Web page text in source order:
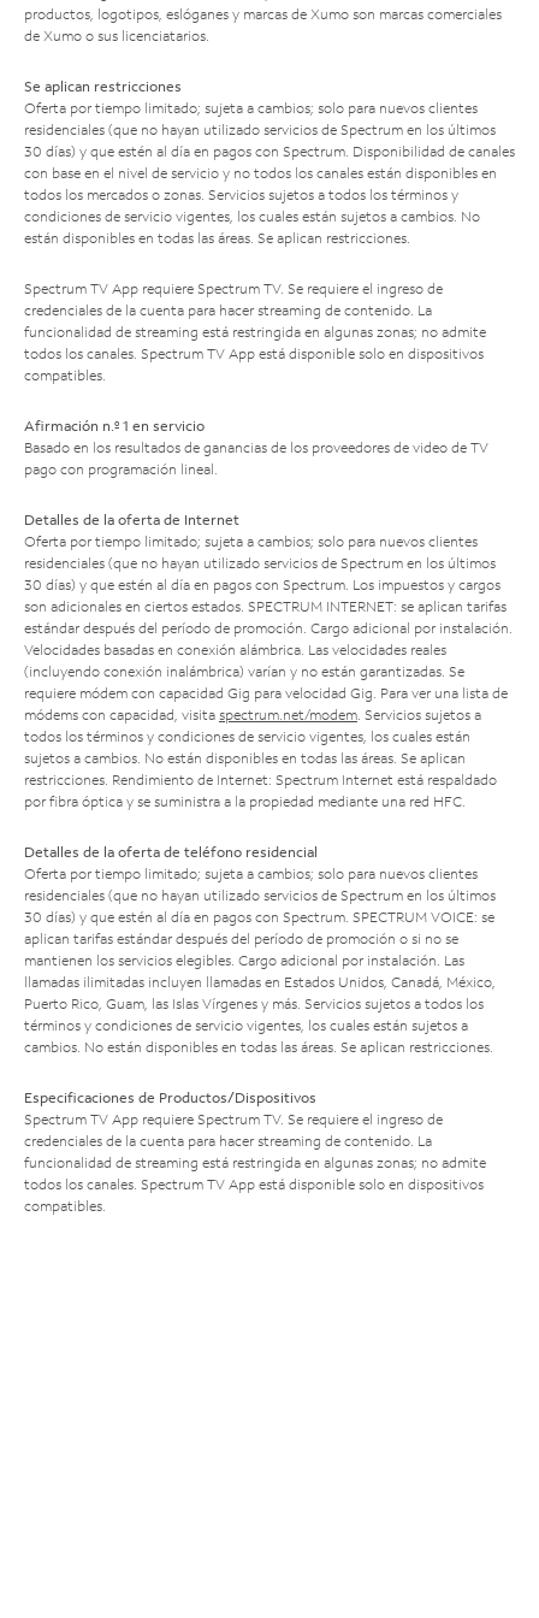
productos, logotipos, eslóganes y marcas de Xumo son marcas comerciales
de Xumo o sus licenciatarios.
Se aplican restricciones
Oferta por tiempo limitado; sujeta a cambios; solo para nuevos clientes
residenciales (que no hayan utilizado servicios de Spectrum en los últimos
30 días) y que estén al día en pagos con Spectrum. Disponibilidad de canales
con base en el nivel de servicio y no todos los canales están disponibles en
todos los mercados o zonas. Servicios sujetos a todos los términos y
condiciones de servicio vigentes, los cuales están sujetos a cambios. No
están disponibles en todas las áreas. Se aplican restricciones.
Spectrum TV App requiere Spectrum TV. Se requiere el ingreso de
credenciales de la cuenta para hacer streaming de contenido. La
funcionalidad de streaming está restringida en algunas zonas; no admite
todos los canales. Spectrum TV App está disponible solo en dispositivos
compatibles.
Afirmación n.º 1 en servicio
Basado en los resultados de ganancias de los proveedores de video de TV
pago con programación lineal.
Detalles de la oferta de Internet
Oferta por tiempo limitado; sujeta a cambios; solo para nuevos clientes
residenciales (que no hayan utilizado servicios de Spectrum en los últimos
30 días) y que estén al día en pagos con Spectrum. Los impuestos y cargos
son adicionales en ciertos estados. SPECTRUM INTERNET: se aplican tarifas
estándar después del período de promoción. Cargo adicional por instalación.
Velocidades basadas en conexión alámbrica. Las velocidades reales
(incluyendo conexión inalámbrica) varían y no están garantizadas. Se
requiere módem con capacidad Gig para velocidad Gig. Para ver una lista de
módems con capacidad, visita spectrum.net/modem. Servicios sujetos a
todos los términos y condiciones de servicio vigentes, los cuales están
sujetos a cambios. No están disponibles en todas las áreas. Se aplican
restricciones. Rendimiento de Internet: Spectrum Internet está respaldado
por fibra óptica y se suministra a la propiedad mediante una red HFC.
Detalles de la oferta de teléfono residencial
Oferta por tiempo limitado; sujeta a cambios; solo para nuevos clientes
residenciales (que no hayan utilizado servicios de Spectrum en los últimos
30 días) y que estén al día en pagos con Spectrum. SPECTRUM VOICE: se
aplican tarifas estándar después del período de promoción o si no se
mantienen los servicios elegibles. Cargo adicional por instalación. Las
llamadas ilimitadas incluyen llamadas en Estados Unidos, Canadá, México,
Puerto Rico, Guam, las Islas Vírgenes y más. Servicios sujetos a todos los
términos y condiciones de servicio vigentes, los cuales están sujetos a
cambios. No están disponibles en todas las áreas. Se aplican restricciones.
Especificaciones de Productos/Dispositivos
Spectrum TV App requiere Spectrum TV. Se requiere el ingreso de
credenciales de la cuenta para hacer streaming de contenido. La
funcionalidad de streaming está restringida en algunas zonas; no admite
todos los canales. Spectrum TV App está disponible solo en dispositivos
compatibles.